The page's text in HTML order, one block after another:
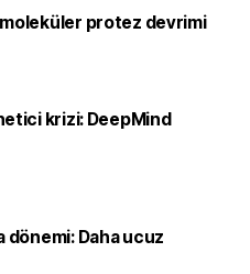
protez devrimi
krizi: DeepMind
Daha ucuz